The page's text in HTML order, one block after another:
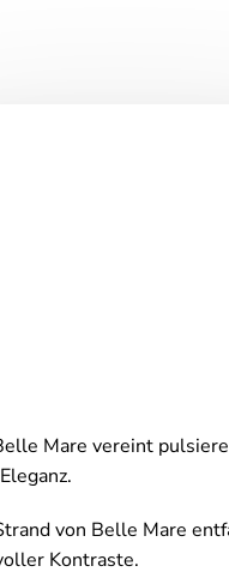
Mare vereint
von Belle Mare
Kontraste.